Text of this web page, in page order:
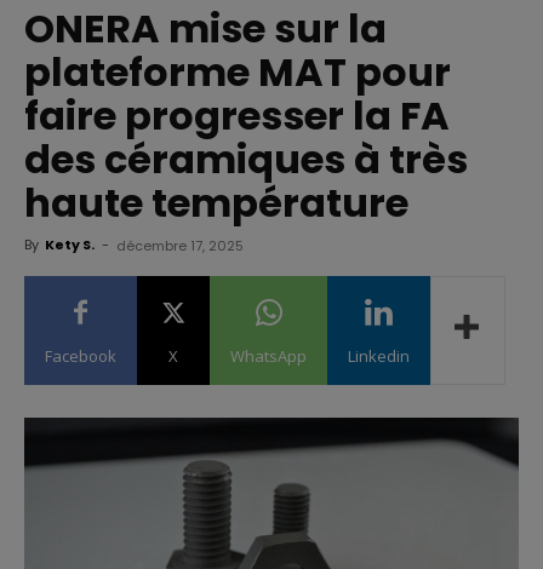
ONERA mise sur la
plateforme MAT pour
faire progresser la FA
des céramiques à très
haute température
By Kety S. - décembre 17, 2025
Facebook X WhatsApp Linkedin